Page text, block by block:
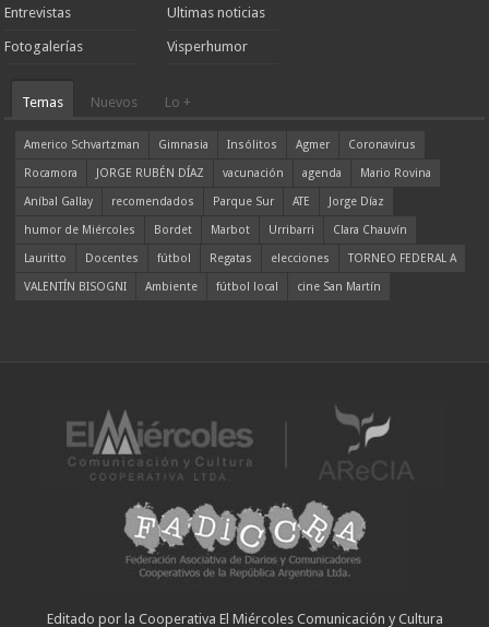
Entrevistas
Fotogalerías
Ultimas noticias
Visperhumor
Temas Nuevos Lo +
Americo Schvartzman Gimnasia Insólitos Agmer
Coronavirus
Rocamora
JORGE RUBÉN DÍAZ vacunación agenda
Mario Rovina
Aníbal Gallay
recomendados Parque Sur ATE
Jorge Díaz
humor de Miércoles
Bordet Marbot Urribarri
Clara Chauvín
Lauritto
Docentes fútbol Regatas elecciones
TORNEO FEDERAL A
VALENTÍN BISOGNI
Ambiente fútbol local cine San Martín
Editado por la Cooperativa El Miércoles Comunicación y Cultura